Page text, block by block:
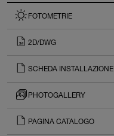
FOTOMETRIE
2D/DWG
SCHEDA INSTALLAZIONE
PHOTOGALLERY
PAGINA CATALOGO